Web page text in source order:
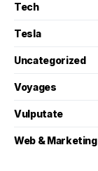
Tech
Tesla
Uncategorized
Voyages
Vulputate
Web & Marketing